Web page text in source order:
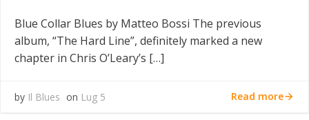
Blue Collar Blues by Matteo Bossi The previous
album, “The Hard Line”, definitely marked a new
chapter in Chris O’Leary’s […]
by Il Blues on Lug 5 Read more